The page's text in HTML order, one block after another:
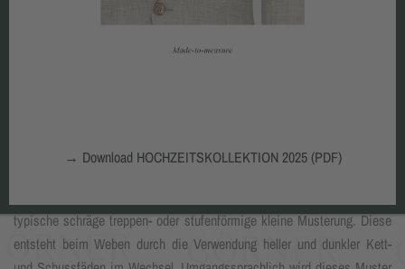
FIL À FIL
typische schräge treppen- oder stufenförmige kleine Musterung. Diese
entsteht beim Weben durch die Verwendung heller und dunkler Kett-
→ Download HOCHZEITSKOLLEKTION 2025 (PDF)